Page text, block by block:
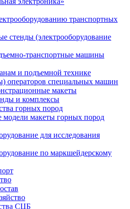
транспортных
стенды (электрооборудование
транспортные машины
и подъемной технике
операторов специальных машин
макеты
и комплексы
горных пород
макеты горных пород
для исследования
по маркшейдерскому
СЦБ